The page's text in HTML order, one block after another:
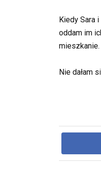
Kiedy Sara
oddam im
mieszkanie.
Nie dałam